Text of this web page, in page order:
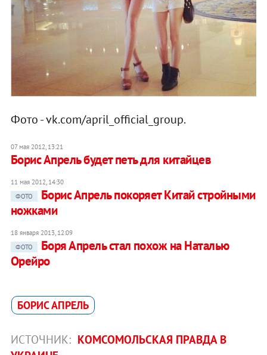
Фото - vk.com/april_official_group.
07 мая 2012, 13:21
Борис Апрель будет петь для китайцев
11 мая 2012, 14:30
ФОТО
Борис Апрель покоряет Китай стройными
ножками
18 января 2013, 12:09
ФОТО
Боря Апрель стал похож на Наталью
Орейро
БОРИС АПРЕЛЬ
ИСТОЧНИК: КОМСОМОЛЬСКАЯ ПРАВДА В